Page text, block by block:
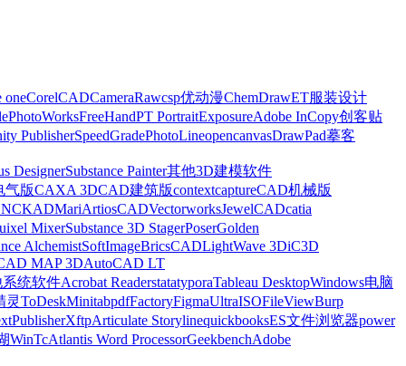
oneCorelCADCameraRawcsp优动漫ChemDrawET服装设计
PhotoWorksFreeHandPT PortraitExposureAdobe InCopy创客贴
PublisherSpeedGradePhotoLineopencanvasDrawPad摹客
DesignerSubstance Painter其他3D建模软件
气版CAXA 3DCAD建筑版contextcaptureCAD机械版
MariArtiosCADVectorworksJewelCADcatia
MixerSubstance 3D StagerPoserGolden
AlchemistSoftImageBricsCADLightWave 3DiC3D
MAP 3DAutoCAD LT
统软件Acrobat ReaderstatatyporaTableau DesktopWindows电脑
灵ToDeskMinitabpdfFactoryFigmaUltraISOFileViewBurp
PublisherXftpArticulate StorylinequickbooksES文件浏览器power
WinTcAtlantis Word ProcessorGeekbenchAdobe